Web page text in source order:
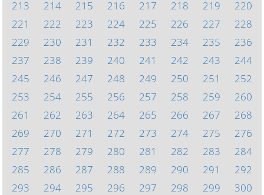
213
214 215 216 217 218 219
220
221
222 223 224 225 226 227
228
229
230 231 232 233 234 235
236
237
238 239 240 241 242 243
244
245
246 247 248 249 250 251
252
253
254 255 256 257 258 259
260
261
262 263 264 265 266 267
268
269
270 271 272 273 274 275
276
277
278 279 280 281 282 283
284
285
286 287 288 289 290 291
292
293
294 295 296 297 298 299
300